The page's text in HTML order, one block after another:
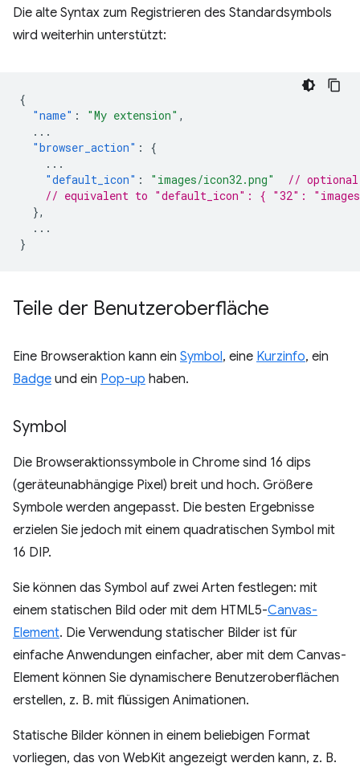
Die alte Syntax zum Registrieren des Standardsymbols
wird weiterhin unterstützt:
{
"name" : "My extension" ,
...
"browser_action" :
{
...
"default_icon" : "images/icon32.png"
// optional
// equivalent to "default_icon": { "32":
},
...
}
Teile der Benutzeroberfläche
Eine Browseraktion kann ein Symbol, eine Kurzinfo, ein
Badge und ein Pop-up haben.
Symbol
Die Browseraktionssymbole in Chrome sind 16 dips
(geräteunabhängige Pixel) breit und hoch. Größere
Symbole werden angepasst. Die besten Ergebnisse
erzielen Sie jedoch mit einem quadratischen Symbol mit
16 DIP.
Sie können das Symbol auf zwei Arten festlegen: mit
einem statischen Bild oder mit dem HTML5-Canvas-
Element. Die Verwendung statischer Bilder ist für
einfache Anwendungen einfacher, aber mit dem Canvas-
Element können Sie dynamischere Benutzeroberflächen
erstellen, z. B. mit flüssigen Animationen.
Statische Bilder können in einem beliebigen Format
vorliegen, das von WebKit angezeigt werden kann, z. B.